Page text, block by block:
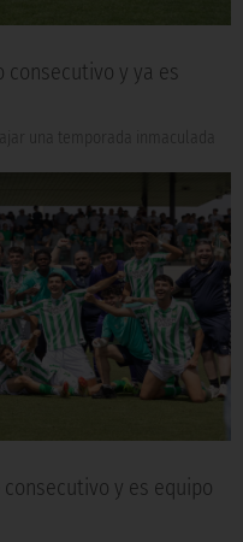
consecutivo y ya es
una temporada inmaculada
y es equipo